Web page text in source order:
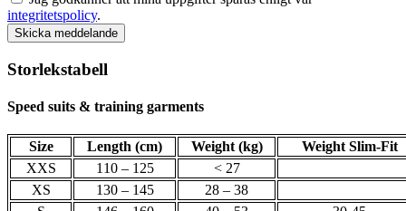
integritetspolicy.
Skicka meddelande
Storlekstabell
Speed suits & training garments
Size Length (cm) Weight (kg)
Weight Slim-Fit
XXS
110 – 125
< 27
XS
130 – 145
28 – 38